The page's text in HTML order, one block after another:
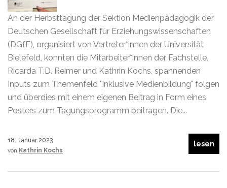
An der Herbsttagung der Sektion Medienpädagogik der
Deutschen Gesellschaft für Erziehungswissenschaften
(DGfE), organisiert von Vertreter*innen der Universität
Bielefeld, konnten die Mitarbeiter*innen der Fachstelle,
Ricarda T.D. Reimer und Kathrin Kochs, spannenden
Inputs zum Themenfeld "Inklusive Medienbildung" folgen
und überdies mit einem eigenen Beitrag in Form eines
Posters zum Tagungsprogramm beitragen. Die...
18. Januar 2023
von Kathrin Kochs
lesen